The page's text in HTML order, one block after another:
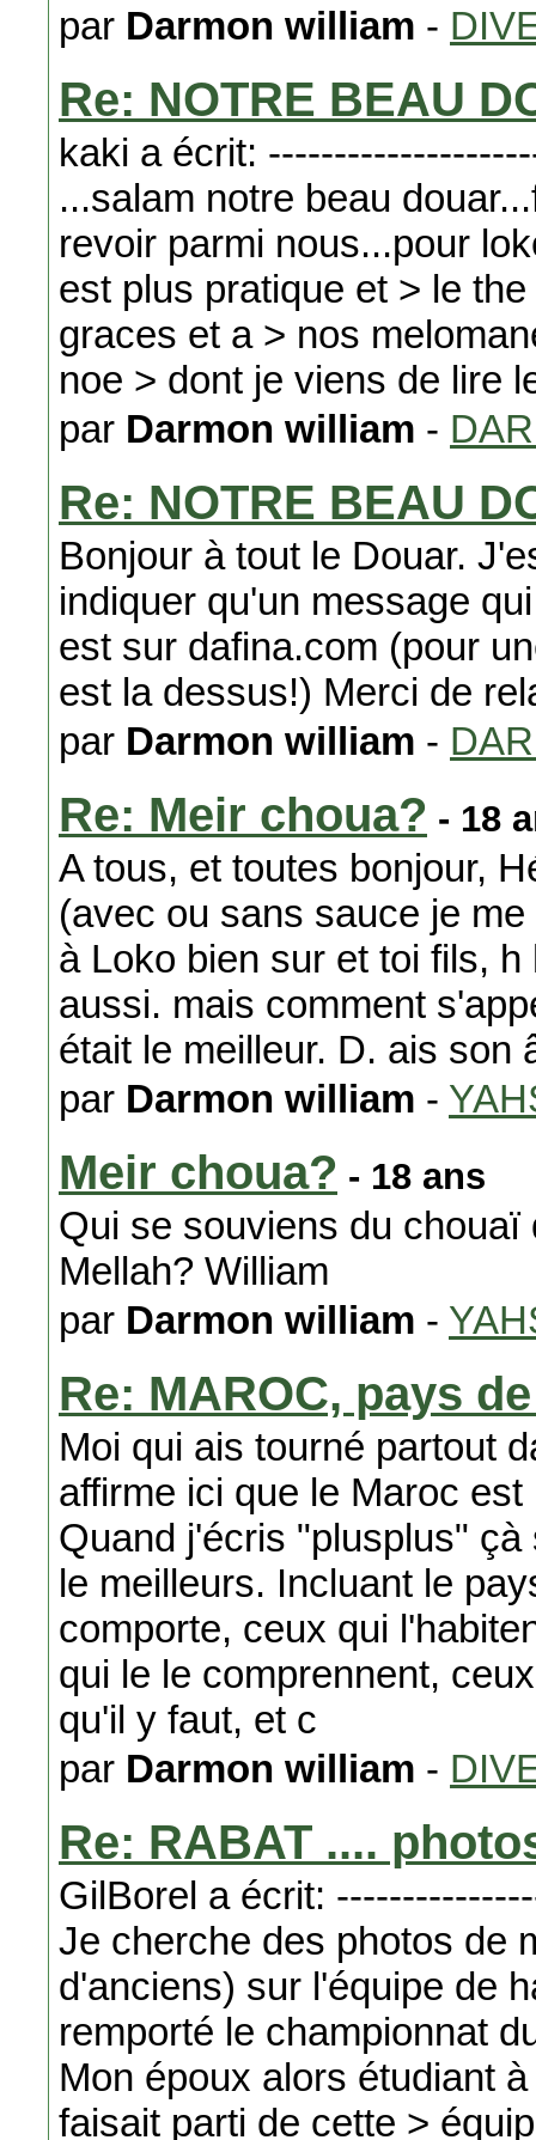
par Darmon william -
Re: NOTRE BEAU
kaki a écrit:
...salam notre beau
revoir parmi nous...pour
est plus pratique et > le
graces et a > nos
noe > dont je viens de lire
par Darmon william -
Re: NOTRE BEAU
Bonjour à tout le Douar.
indiquer qu'un message
est sur dafina.com (pour
est la dessus!) Merci de
par Darmon william -
Re: Meir choua? - 18
A tous, et toutes bonjour,
(avec ou sans sauce je
à Loko bien sur et toi fils,
aussi. mais comment
était le meilleur. D. ais son
par Darmon william -
Meir choua? - 18 ans
Qui se souviens du
Mellah? William
par Darmon william -
Re: MAROC, pays
Moi qui ais tourné partout
affirme ici que le Maroc
Quand j'écris "plusplus"
le meilleurs. Incluant le
comporte, ceux qui
qui le le comprennent,
qu'il y faut, et c
par Darmon william -
Re: RABAT ....
GilBorel a écrit:
Je cherche des photos de
d'anciens) sur l'équipe de
remporté le championnat
Mon époux alors étudiant
faisait parti de cette >